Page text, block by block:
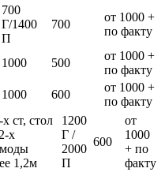
700
Г/1400
П
700
от 1000 +
по факту
1000 500
от 1000 +
по факту
1000 600
от 1000 +
по факту
ст, стол
х
1,2м
1200
Г /
2000
П
600
от
1000
+ по
факту